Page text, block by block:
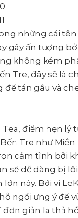
những cái
gây ấn tượng
không kém
Tre, đây sẽ là
tán gẫu và
Tea, điểm hẹn lý
Tre như
cảm tình bởi
sẽ dễ dàng bị
này. Bởi vì
ngồi ưng ý để
đơn giản là thả